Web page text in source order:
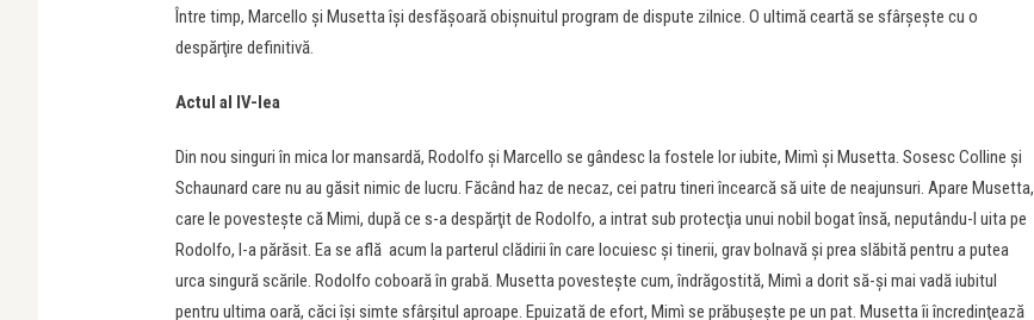
Între timp, Marcello şi Musetta îşi desfăşoară obişnuitul program de dispute zilnice. O ultimă ceartă se sfârşeşte cu o
despărţire definitivă.
Actul al IV-lea
Din nou singuri în mica lor mansardă, Rodolfo şi Marcello se gândesc la fostele lor iubite, Mimì şi Musetta. Sosesc Colline şi
Schaunard care nu au găsit nimic de lucru. Făcând haz de necaz, cei patru tineri încearcă să uite de neajunsuri. Apare Musetta,
care le povesteşte că Mimi, după ce s-a despărţit de Rodolfo, a intrat sub protecţia unui nobil bogat însă, neputându-l uita pe
Rodolfo, l-a părăsit. Ea se află acum la parterul clădirii în care locuiesc şi tinerii, grav bolnavă şi prea slăbită pentru a putea
urca singură scările. Rodolfo coboară în grabă. Musetta povesteşte cum, îndrăgostită, Mimì a dorit să-şi mai vadă iubitul
pentru ultima oară, căci îşi simte sfârşitul aproape. Epuizată de efort, Mimì se prăbuşeşte pe un pat. Musetta îi încredinţează